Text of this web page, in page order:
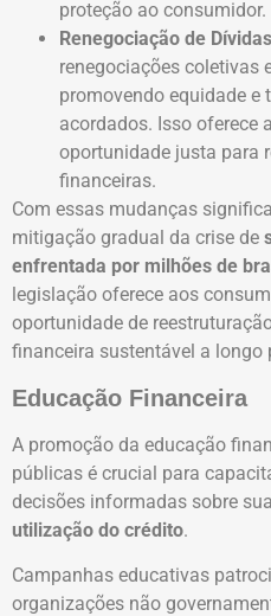
proteção ao consumidor.
Renegociação de
renegociações coletivas
promovendo equidade e
acordados. Isso oferece
oportunidade justa para
financeiras.
Com essas mudanças
mitigação gradual da crise de
enfrentada por milhões de
legislação oferece aos
oportunidade de
financeira sustentável a longo
Educação Financeira
A promoção da educação
públicas é crucial para
decisões informadas sobre
utilização do crédito.
Campanhas educativas
organizações não